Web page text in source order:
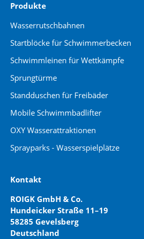
Produkte
Wasserrutschbahnen
Startblöcke für Schwimmerbecken
Schwimmleinen für Wettkämpfe
Sprungtürme
Standduschen für Freibäder
Mobile Schwimmbadlifter
OXY Wasserattraktionen
Sprayparks - Wasserspielplätze
Kontakt
ROIGK GmbH & Co.
Hundeicker Straße 11–19
58285 Gevelsberg
Deutschland